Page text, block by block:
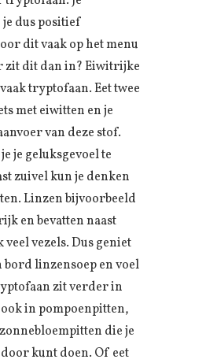
dus positief
dit vaak op het menu
zit dit dan in? Eiwitrijke
tryptofaan. Eet twee
met eiwitten en je
van deze stof.
je geluksgevoel te
zuivel kun je denken
Linzen bijvoorbeeld
en bevatten naast
vezels. Dus geniet
bord linzensoep en voel
zit verder in
in pompoenpitten,
die je
kunt doen. Of eet